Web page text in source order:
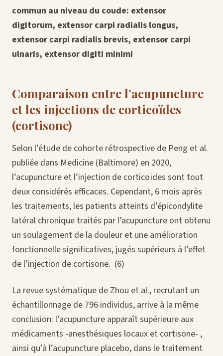
commun au niveau du coude: extensor
digitorum, extensor carpi radialis longus,
extensor carpi radialis brevis, extensor carpi
ulnaris, extensor digiti minimi
Comparaison entre l’acupuncture
et les injections de corticoïdes
(cortisone)
Selon l’étude de cohorte rétrospective de Peng et al.
publiée dans Medicine (Baltimore) en 2020,
l’acupuncture et l’injection de corticoïdes sont tout
deux considérés efficaces. Cependant, 6 mois après
les traitements, les patients atteints d’épicondylite
latéral chronique traités par l’acupuncture ont obtenu
un soulagement de la douleur et une amélioration
fonctionnelle significatives, jugés supérieurs à l’effet
de l’injection de cortisone. (6)
La revue systématique de Zhou et al., recrutant un
échantillonnage de 796 individus, arrive à la même
conclusion: l’acupuncture apparaît supérieure aux
médicaments -anesthésiques locaux et cortisone- ,
ainsi qu’à l’acupuncture placebo, dans le traitement